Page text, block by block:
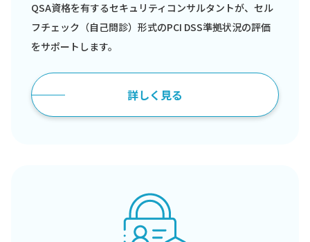
QSA資格を有するセキュリティコンサルタントが、セル
フチェック（自己問診）形式のPCI DSS準拠状況の評価
をサポートします。
詳しく見る